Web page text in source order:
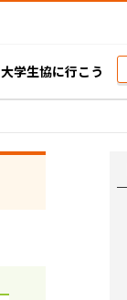
大学生協に行こう